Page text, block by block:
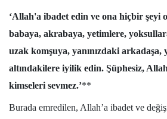
‘Allah'a ibadet edin ve ona hiçbir şeyi
babaya, akrabaya, yetimlere,
uzak komşuya, yanınızdaki arkadaşa,
altındakilere iyilik edin. Şüphesiz,
kimseleri sevmez.’**
Burada emredilen, Allah’a ibadet ve